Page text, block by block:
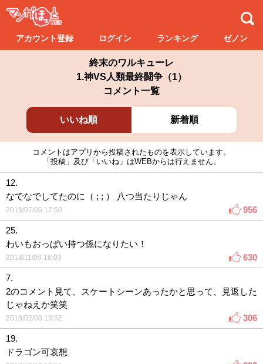
アカウント登録 ログイン ランキング ゼノン
終末のワルキューレ
1.神VS人類最終闘争（1）
コメント一覧
いいね順 新着順
コメントはアプリから投稿されたものを表示しています。
「投稿」及び「いいね」はWEBからは行えません。
12.
なでなでしてたのに（ ; ; ） 八つ当たりじゃん
2018/07/06 17:50 956
25.
わいもおっぱい持つ係になりたい！
2018/11/09 16:03 630
7.
2のコメント見て、スケートシーンあったかと思って、見返した
じゃねえか笑笑
2018/02/08 13:52 306
19.
ドラゴン可哀想